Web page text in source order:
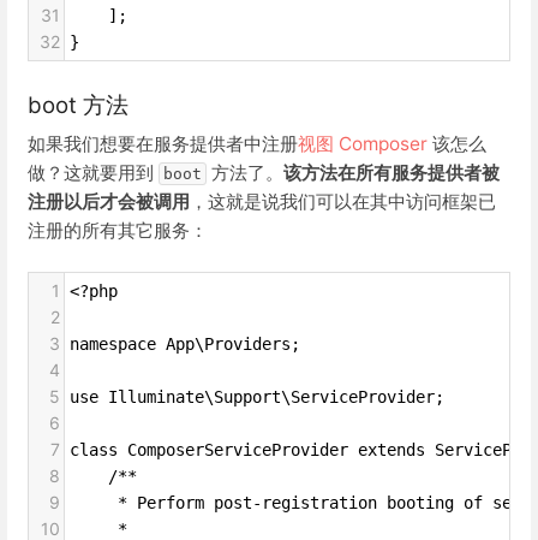
31
    ];
32 }
boot 方法
如果我们想要在服务提供者中注册视图 Composer 该怎么
做？这就要用到
boot 方法了。 该方法在所有服务提供者被
注册以后才会被调用 ，这就是说我们可以在其中访问框架已
注册的所有其它服务：
1 <?php
2
3
namespace App\Providers;
4
5
use Illuminate\Support\ServiceProvider;
6
7
class ComposerServiceProvider extends
8
    /**
9
* Perform post-registration booting of
10
     *